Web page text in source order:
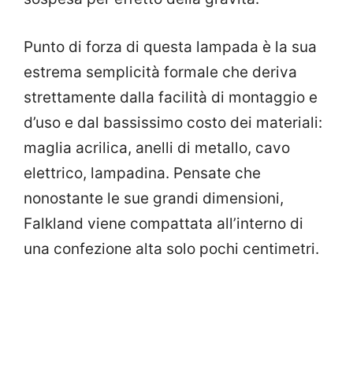
Punto di forza di questa lampada è la sua
estrema semplicità formale che deriva
strettamente dalla facilità di montaggio e
d’uso e dal bassissimo costo dei materiali:
maglia acrilica, anelli di metallo, cavo
elettrico, lampadina. Pensate che
nonostante le sue grandi dimensioni,
Falkland viene compattata all’interno di
una confezione alta solo pochi centimetri.